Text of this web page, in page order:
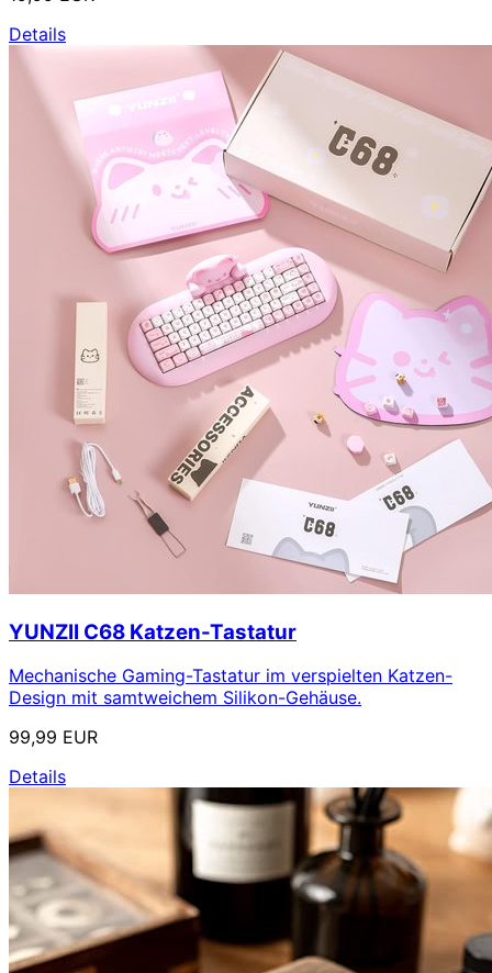
Details
YUNZII C68 Katzen-Tastatur
Mechanische Gaming-Tastatur im verspielten Katzen-
Design mit samtweichem Silikon-Gehäuse.
99,99 EUR
Details